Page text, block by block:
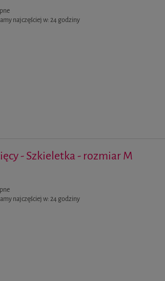
najczęściej w:24 godziny
- Szkieletka - rozmiar M
najczęściej w:24 godziny